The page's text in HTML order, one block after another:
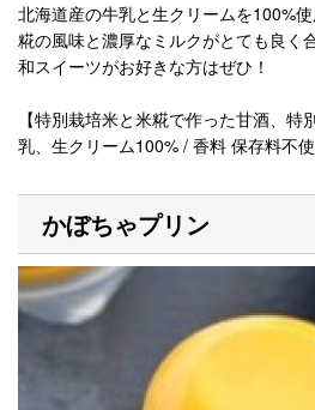
北海道産の牛乳と生クリームを100%使
糀の風味と濃厚なミルクがとても良く
和スイーツがお好きな方はぜひ！
【特別栽培米と米糀で作った甘酒、
乳、生クリーム100% / 香料 保存料不使
かぼちゃプリン